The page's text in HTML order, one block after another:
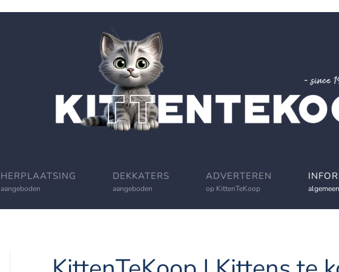
HERPLAATSING
aangeboden
DEKKATERS
aangeboden
ADVERTEREN
op KittenTeKoop algemeen